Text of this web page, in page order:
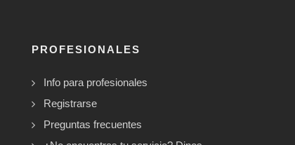
PROFESIONALES
Info para profesionales
Registrarse
Preguntas frecuentes